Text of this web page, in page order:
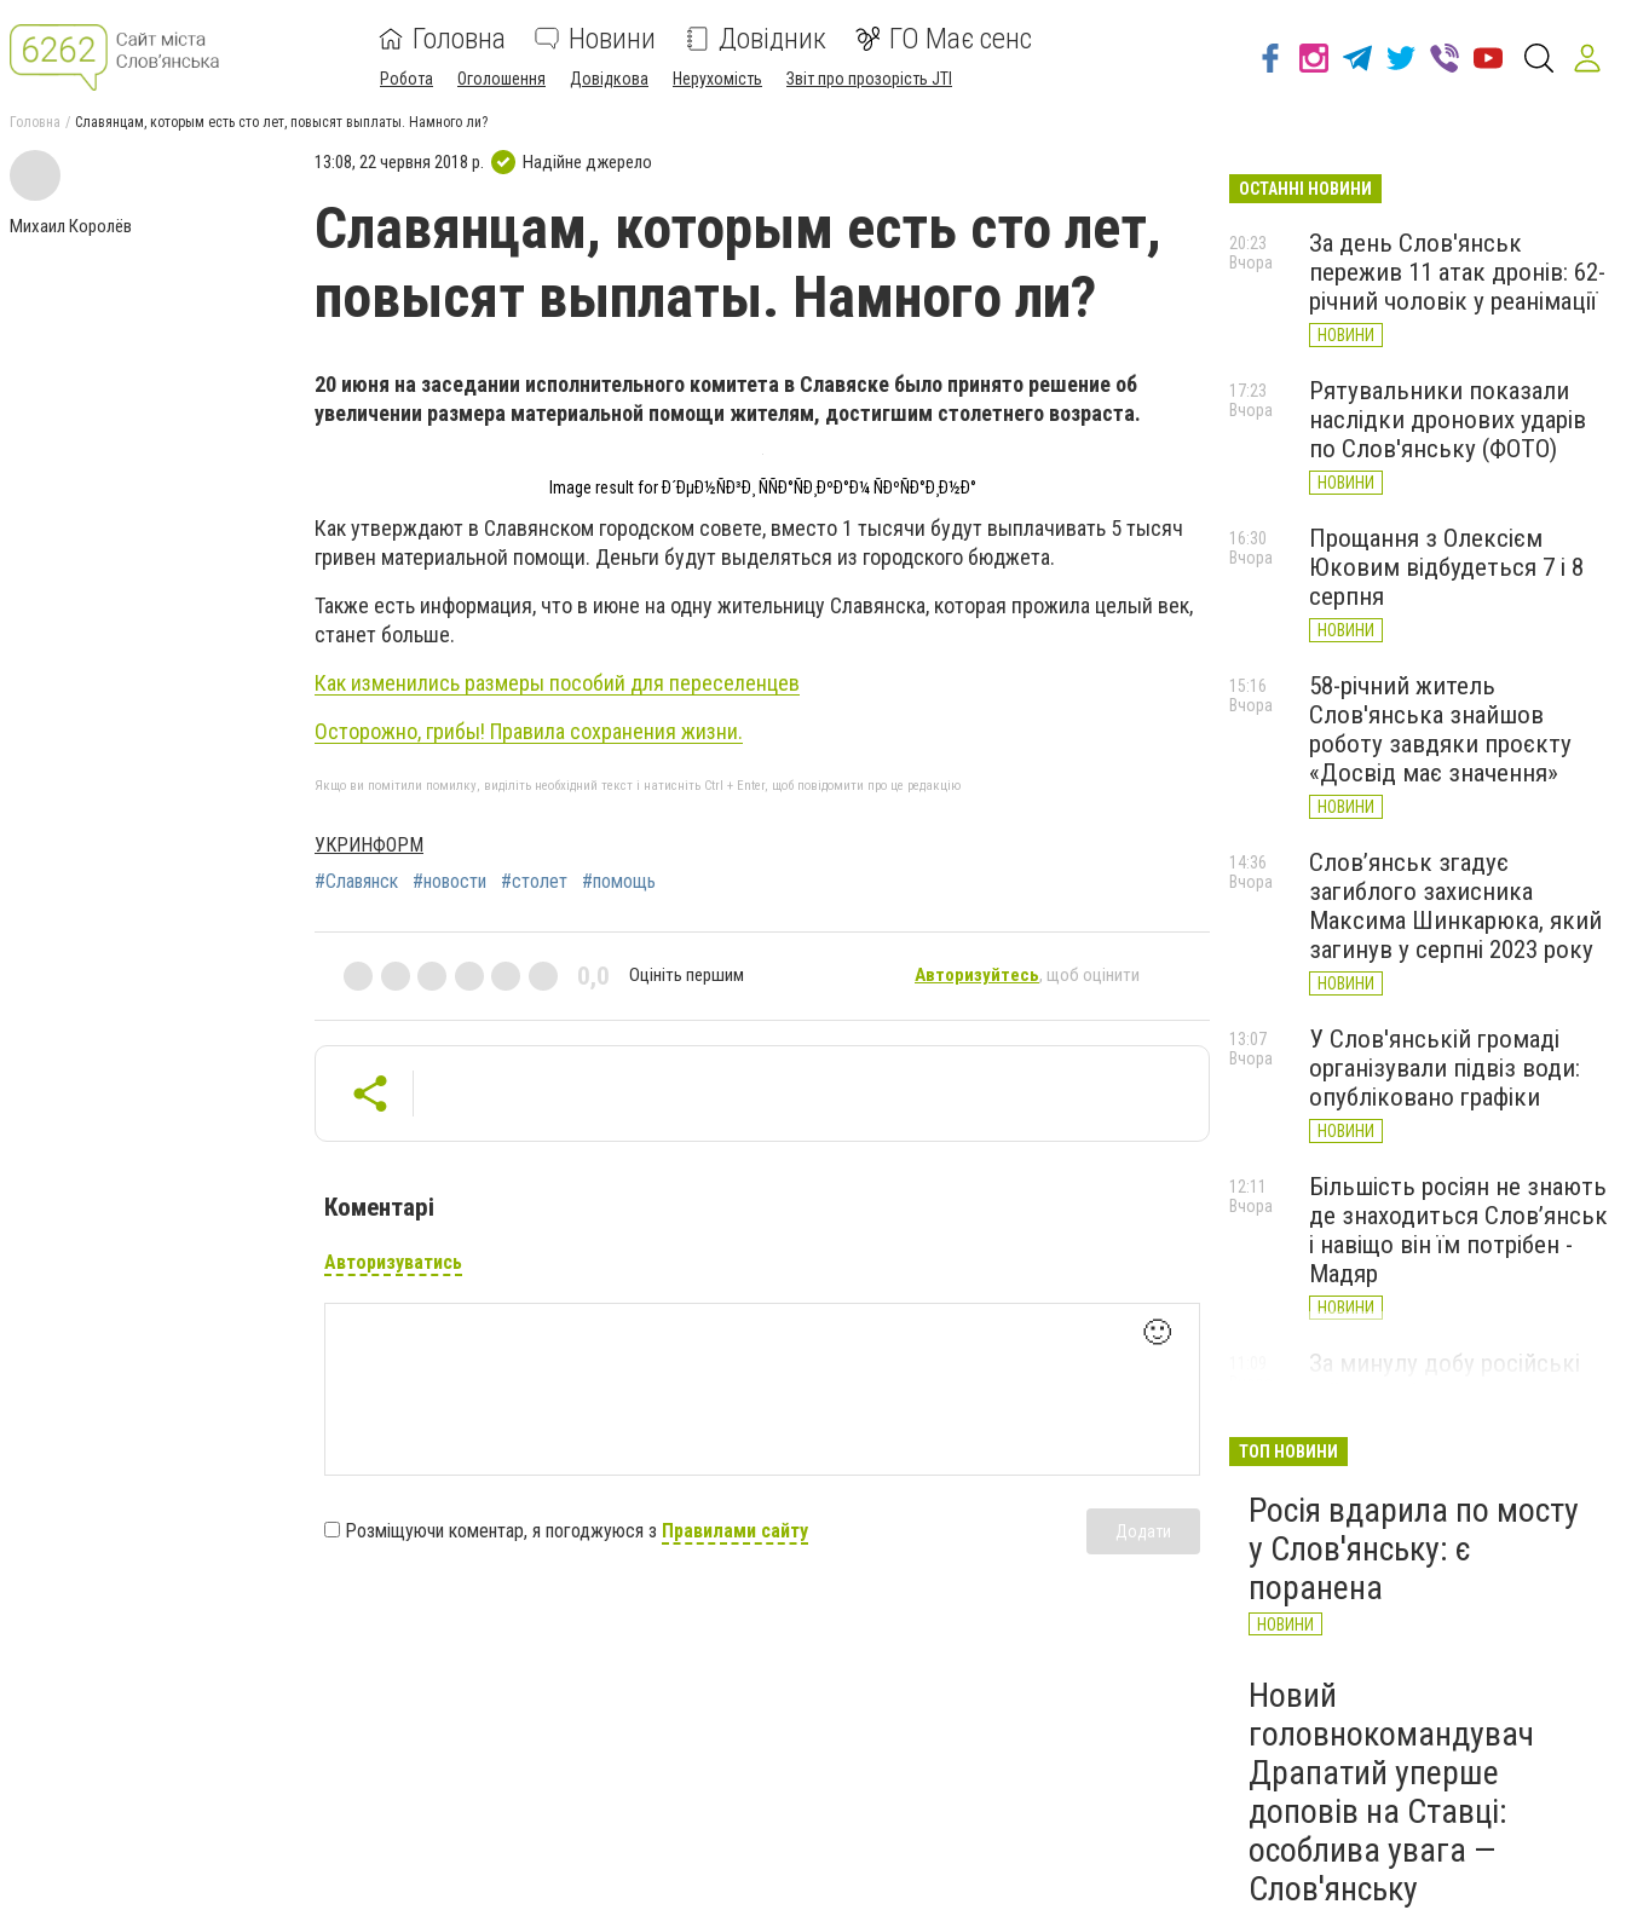
Головна Новини Довідник ГО Має сенс
Робота Оголошення Довідкова Нерухомість Звіт про прозорість JTI
Головна Славянцам, которым есть сто лет, повысят выплаты. Намного ли?
Михаил Королёв
13:08, 22 червня 2018 р. Надійне джерело
Славянцам, которым есть сто лет,
повысят выплаты. Намного ли?
20 июня на заседании исполнительного комитета в Славяске было принято решение об
увеличении размера материальной помощи жителям, достигшим столетнего возраста.
Image result for Ð´ÐµÐ½ÑÐ³Ð¸ ÑÑÐ°ÑÐ¸ÐºÐ°Ð¼ ÑÐºÑÐ°Ð¸Ð½Ð°
Как утверждают в Славянском городском совете, вместо 1 тысячи будут выплачивать 5 тысяч
гривен материальной помощи. Деньги будут выделяться из городского бюджета.
Также есть информация, что в июне на одну жительницу Славянска, которая прожила целый век,
станет больше.
Как изменились размеры пособий для переселенцев
Осторожно, грибы! Правила сохранения жизни.
Якщо ви помітили помилку, виділіть необхідний текст і натисніть Ctrl + Enter, щоб повідомити про це редакцію
УКРИНФОРМ
#Славянск
#новости #столет #помощь
0,0 Оцініть першим Авторизуйтесь, щоб оцінити
Коментарі
Авторизуватись
🙂
Розміщуючи коментар, я погоджуюся з Правилами сайту Додати
ОСТАННІ НОВИНИ
За день Слов'янськ
пережив 11 атак дронів: 62-
річний чоловік у реанімації
НОВИНИ
20:23
Вчора
Рятувальники показали
наслідки дронових ударів
по Слов'янську (ФОТО)
НОВИНИ
17:23
Вчора
Прощання з Олексієм
Юковим відбудеться 7 і 8
серпня
НОВИНИ
16:30
Вчора
58-річний житель
Слов'янська знайшов
роботу завдяки проєкту
«Досвід має значення»
НОВИНИ
15:16
Вчора
Слов’янськ згадує
загиблого захисника
Максима Шинкарюка, який
загинув у серпні 2023 року
НОВИНИ
14:36
Вчора
У Слов'янській громаді
організували підвіз води:
опубліковано графіки
НОВИНИ
13:07
Вчора
Більшість росіян не знають
де знаходиться Слов’янськ
і навіщо він їм потрібен -
Мадяр
НОВИНИ
12:11
Вчора
За минулу добу російські
великої війни: 6 серпня
ТОП НОВИНИ
Росія вдарила по мосту
у Слов'янську: є
поранена
НОВИНИ
Новий
головнокомандувач
Драпатий уперше
доповів на Ставці:
особлива увага —
Слов'янську